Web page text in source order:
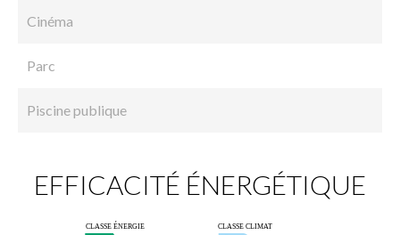
Cinéma
Parc
Piscine publique
EFFICACITÉ ÉNERGÉTIQUE